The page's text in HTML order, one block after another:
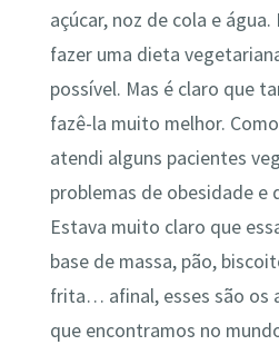
açúcar, noz de cola e
fazer uma dieta
possível. Mas é claro que
fazê-la muito melhor.
atendi alguns pacientes
problemas de obesidade e
Estava muito claro que
base de massa, pão,
frita… afinal, esses são os
que encontramos no